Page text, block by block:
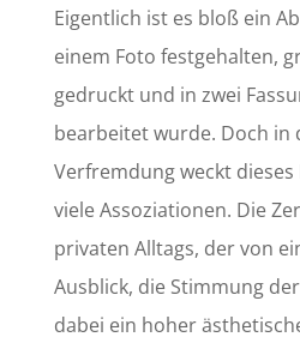
Eigentlich ist es bloß ein
einem Foto festgehalten,
gedruckt und in zwei
bearbeitet wurde. Doch in
Verfremdung weckt
viele Assoziationen. Die
privaten Alltags, der von
Ausblick, die Stimmung
dabei ein hoher